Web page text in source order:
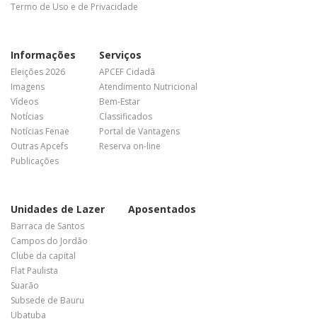
Termo de Uso e de Privacidade
Informações
Eleições 2026
Imagens
Vídeos
Notícias
Notícias Fenae
Outras Apcefs
Publicações
Serviços
APCEF Cidadã
Atendimento Nutricional
Bem-Estar
Classificados
Portal de Vantagens
Reserva on-line
Unidades de Lazer
Barraca de Santos
Campos do Jordão
Clube da capital
Flat Paulista
Suarão
Subsede de Bauru
Ubatuba
Aposentados